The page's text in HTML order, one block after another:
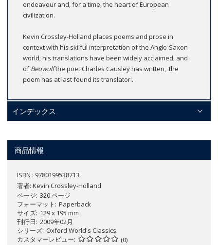
endeavour and, for a time, the heart of European
civilization.
Kevin Crossley-Holland places poems and prose in
context with his skilful interpretation of the Anglo-Saxon
world; his translations have been widely acclaimed, and
ofBeowulfthe poet Charles Causley has written, 'the
poem has at last found its translator'.
インデックス
商品情報
ISBN : 9780199538713
著者: Kevin Crossley-Holland
ページ 320 ページ
フォーマット
Paperback
サイズ 129 x 195 mm
刊行日 2009年02月
シリーズ Oxford World's Classics
カスタマーレビュー
(0)